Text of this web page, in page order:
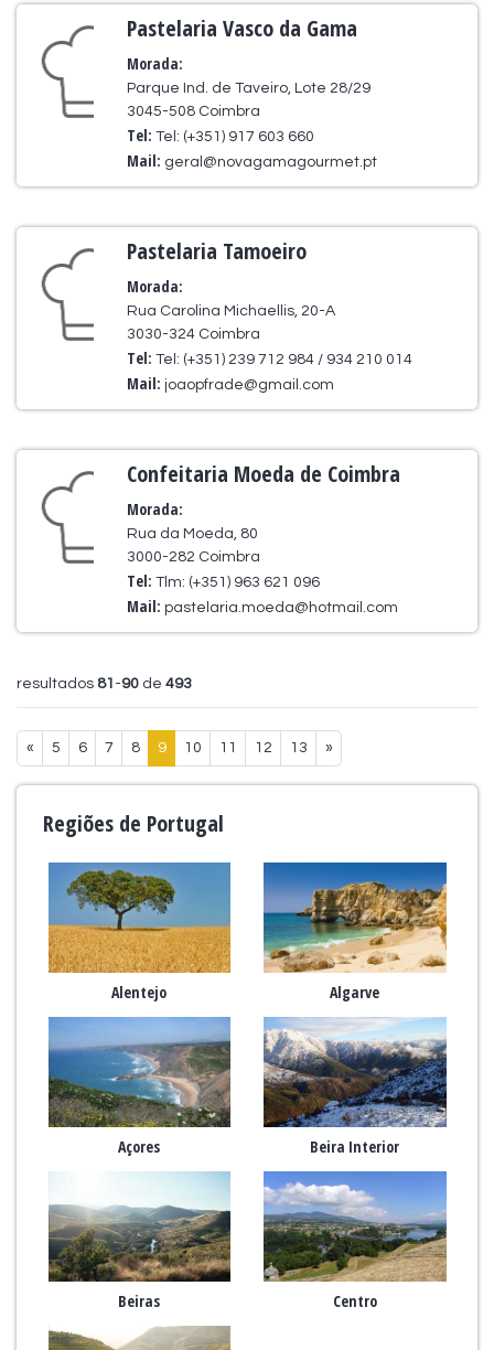
Pastelaria Vasco da Gama
Morada:
Parque Ind. de Taveiro, Lote 28/29
3045-508 Coimbra
Tel:Tel: (+351) 917 603 660
Mail: geral@novagamagourmet.pt
Pastelaria Tamoeiro
Morada:
Rua Carolina Michaellis, 20-A
3030-324 Coimbra
Tel:Tel: (+351) 239 712 984 / 934 210 014
Mail:joaopfrade@gmail.com
Confeitaria Moeda de Coimbra
Morada:
Rua da Moeda, 80
3000-282 Coimbra
Tel:Tlm: (+351) 963 621 096
Mail:pastelaria.moeda@hotmail.com
resultados 81 -90 de 493
« 5 6 7 8 9 10 11 12 13 »
Regiões de Portugal
Alentejo Algarve
Açores Beira Interior
Beiras Centro